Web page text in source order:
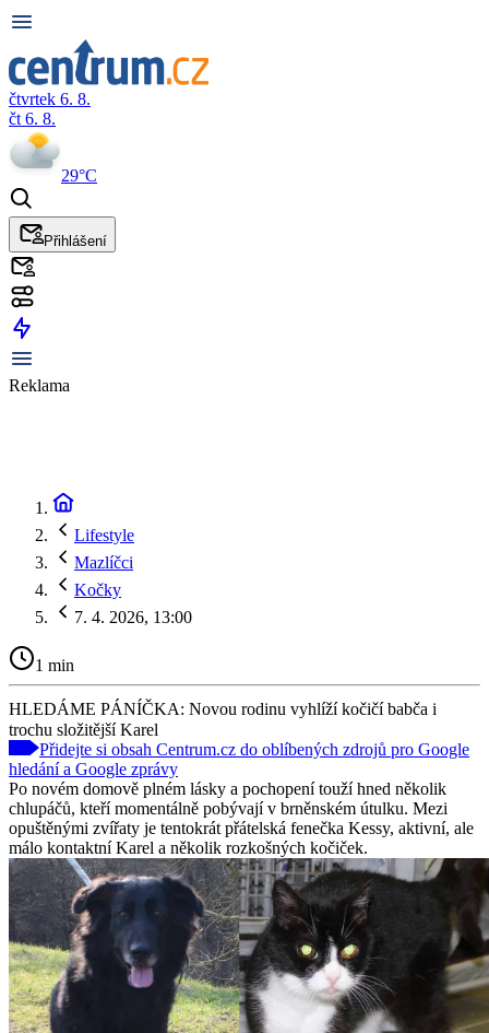
čtvrtek 6. 8.
čt 6. 8.
29°C
Přihlášení
Reklama
Lifestyle
Mazlíčci
Kočky
7. 4. 2026, 13:00
1 min
HLEDÁME PÁNÍČKA: Novou rodinu vyhlíží kočičí babča i
trochu složitější Karel
Přidejte si obsah Centrum.cz do oblíbených zdrojů pro Google
hledání a Google zprávy
Po novém domově plném lásky a pochopení touží hned několik
chlupáčů, kteří momentálně pobývají v brněnském útulku. Mezi
opuštěnými zvířaty je tentokrát přátelská fenečka Kessy, aktivní, ale
málo kontaktní Karel a několik rozkošných kočiček.